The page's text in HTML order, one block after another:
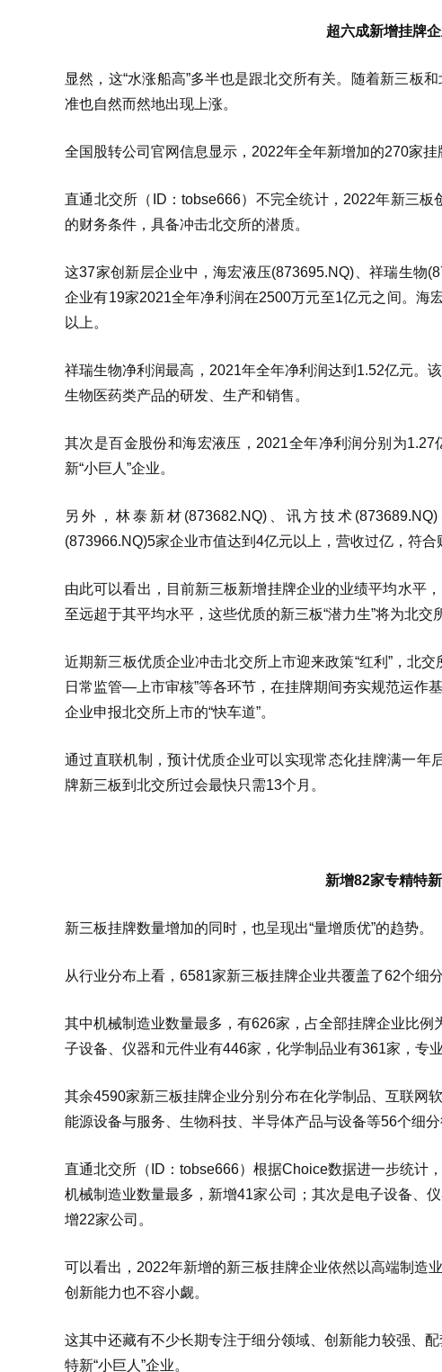
超六成新增挂牌
显然，这“水涨船高”多半也是跟北交所有关。随着新三板
准也自然而然地出现上涨。
全国股转公司官网信息显示，2022年全年新增加的270家
直通北交所（ID：tobse666）不完全统计，2022年新三
的财务条件，具备冲击北交所的潜质。
这37家创新层企业中，海宏液压(873695.NQ)、祥瑞生物
企业有19家2021全年净利润在2500万元至1亿元之间。海
以上。
祥瑞生物净利润最高，2021年全年净利润达到1.52亿元。
生物医药类产品的研发、生产和销售。
其次是百金股份和海宏液压，2021全年净利润分别为
新“小巨人”企业。
另外，林泰新材(873682.NQ)、讯方技术
(873966.NQ)5家企业市值达到4亿元以上，营收过亿，符合
由此可以看出，目前新三板新增挂牌企业的业绩平均水平
至远超于其平均水平，这些优质的新三板“潜力生”将为北交
近期新三板优质企业冲击北交所上市迎来政策“红利”，北
日常监管—上市审核”等各环节，在挂牌期间夯实规范运作
企业申报北交所上市的“快车道”。
通过直联机制，预计优质企业可以实现常态化挂牌满一年
牌新三板到北交所过会最快只需13个月。
新增82家专精特
新三板挂牌数量增加的同时，也呈现出“量增质优”的趋势。
从行业分布上看，6581家新三板挂牌企业共覆盖了62个细分
其中机械制造业数量最多，有626家，占全部挂牌企业比
子设备、仪器和元件业有446家，化学制品业有361家，专
其余4590家新三板挂牌企业分别分布在化学制品、互联网
能源设备与服务、生物科技、半导体产品与设备等56个细分
直通北交所（ID：tobse666）根据Choice数据进一步统计
机械制造业数量最多，新增41家公司；其次是电子设备、
增22家公司。
可以看出，2022年新增的新三板挂牌企业依然以高端制造
创新能力也不容小觑。
这其中还藏有不少长期专注于细分领域、创新能力较强、
特新“小巨人”企业。